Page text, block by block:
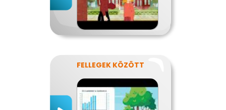
FELLEGEK KÖZÖTT